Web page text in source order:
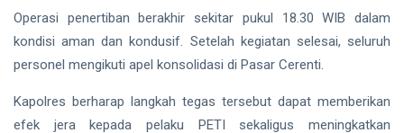
Operasi penertiban berakhir sekitar pukul 18.30 WIB dalam
kondisi aman dan kondusif. Setelah kegiatan selesai, seluruh
personel mengikuti apel konsolidasi di Pasar Cerenti.
Kapolres berharap langkah tegas tersebut dapat memberikan
efek jera kepada pelaku PETI sekaligus meningkatkan